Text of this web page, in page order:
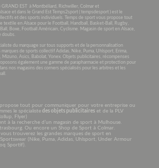
GRAND EST à Montbéliard, Richwiller, Colmar et
et dans le Grand Est Temps2sport ( tempsdesport ) est le
et des sports individuels. Temps de sport vous propose tout
textile en Alsace pour le Football, Handball, Basket-Ball, Rugby,
Boxe, Football Américain, Cyclisme. Magasin de sport en Alsace,
doubs.
du marquage sur tous supports et de la personnalisation
de sports collectif Adidas, Nike, Puma, Uhlsport, Erima,
Mizuno, Asics, Babolat, Yonex. Objets publicitaires, récompenses
également une gamme de parapharmacie et protection pour
nos magasins des corners spécialisés pour les arbitres et les
tout pour communiquer pour votre entreprise ou
le spécialistedes objets publicitaireset de la PLV
Flyer)
à la recherche d’un magasin de sport à Mulhouse.
Ou encore un Shop de Sport à Colmar.
trouverez les grandes marques de sport en
Sportswear (Nike, Puma, Adidas, Uhlsport, Under Armour
Sportif).